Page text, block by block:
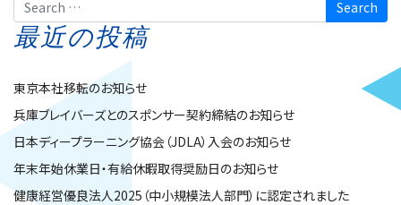
最近の投稿
東京本社移転のお知らせ
兵庫ブレイバーズとのスポンサー契約締結のお知らせ
日本ディープラーニング協会（JDLA）入会のお知らせ
年末年始休業日・有給休暇取得奨励日のお知らせ
健康経営優良法人2025（中小規模法人部門）に認定されました